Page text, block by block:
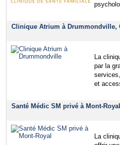
Clinique Atrium à Drummondville,
La
par la
et
Santé Médic SM privé à Mont-
La